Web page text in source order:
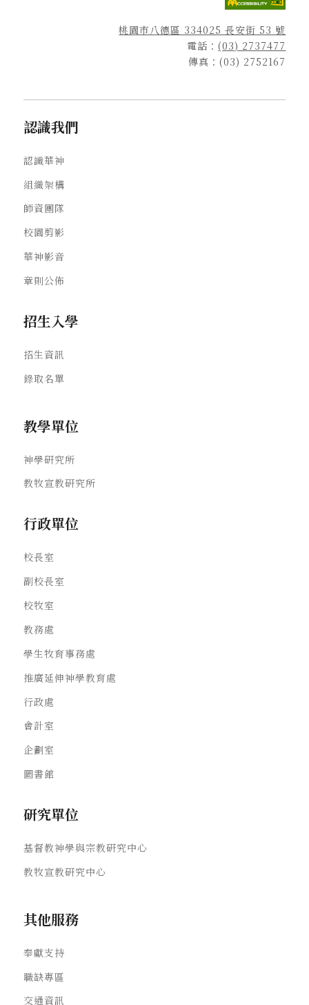
桃園市八德區 334025 長安街 53 號
電話：(03) 2737477
傳真：(03) 2752167
認識我們
認識華神
組織架構
師資團隊
校園剪影
華神影音
章則公佈
招生入學
招生資訊
錄取名單
教學單位
神學研究所
教牧宣教研究所
行政單位
校長室
副校長室
校牧室
教務處
學生牧育事務處
推廣延伸神學教育處
行政處
會計室
企劃室
圖書館
研究單位
基督教神學與宗教研究中心
教牧宣教研究中心
其他服務
奉獻支持
職缺專區
交通資訊